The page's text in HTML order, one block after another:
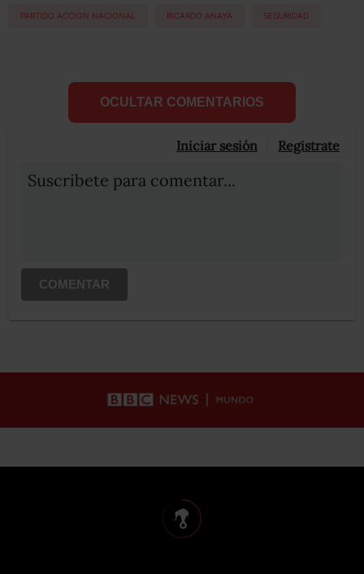
PARTIDO ACCION NACIONAL RICARDO ANAYA SEGURIDAD
OCULTAR COMENTARIOS
Iniciar sesión Registrate
Suscribete para comentar...
COMENTAR